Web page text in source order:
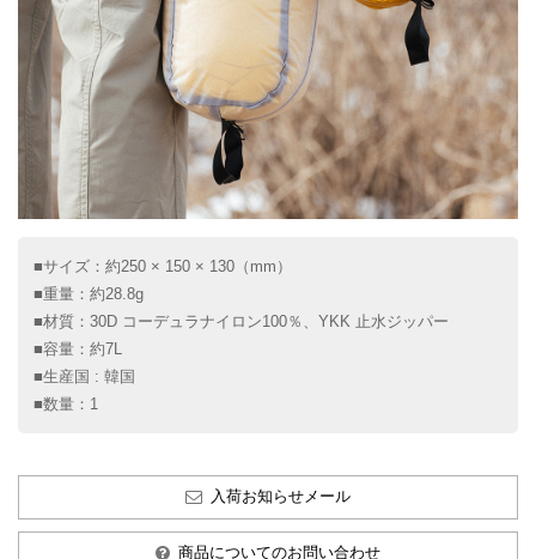
■サイズ：約250 × 150 × 130（mm）
■重量：約28.8g
■材質：30D コーデュラナイロン100％、YKK 止水ジッパー
■容量：約7L
■生産国 : 韓国
■数量：1
入荷お知らせメール
商品についてのお問い合わせ